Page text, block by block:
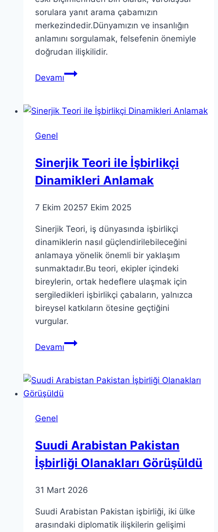
sorulara yanıt arama çabamızın
merkezindedir.Dünyamızın ve insanlığın
anlamını sorgulamak, felsefenin önemiyle
doğrudan ilişkilidir.
DevamıFelsefe:
Yeniden
Genel
Sinerjik Teori ile İşbirlikçi
Dinamikleri Anlamak
7 Ekim 20257 Ekim 2025
Sinerjik Teori, iş dünyasında işbirlikçi
dinamiklerin nasıl güçlendirilebileceğini
anlamaya yönelik önemli bir yaklaşım
sunmaktadır.Bu teori, ekipler içindeki
bireylerin, ortak hedeflere ulaşmak için
sergiledikleri işbirlikçi çabaların, yalnızca
bireysel katkıların ötesine geçtiğini
vurgular.
DevamıSinerjik
İşbirlikçi
Genel
Suudi Arabistan Pakistan
İşbirliği Olanakları Görüşüldü
31 Mart 2026
Suudi Arabistan Pakistan işbirliği, iki ülke
arasındaki diplomatik ilişkilerin gelişimi